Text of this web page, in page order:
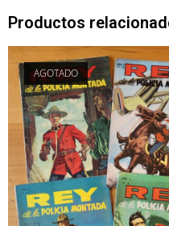
Productos
AGOTADO